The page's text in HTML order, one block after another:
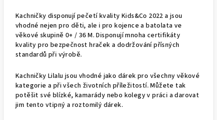
Kachničky disponují pečetí kvality Kids&Co 2022 a jsou
vhodné nejen pro děti, ale i pro kojence a batolata ve
věkové skupině 0+ / 36 M. Disponují mnoha certifikáty
kvality pro bezpečnost hraček a dodržování přísných
standardů při výrobě.
Kachničky Lilalu jsou vhodné jako dárek pro všechny věkové
kategorie a při všech životních příležitostí. Můžete tak
potěšit své blízké, kamarády nebo kolegy v práci a darovat
jim tento vtipný a roztomilý dárek.